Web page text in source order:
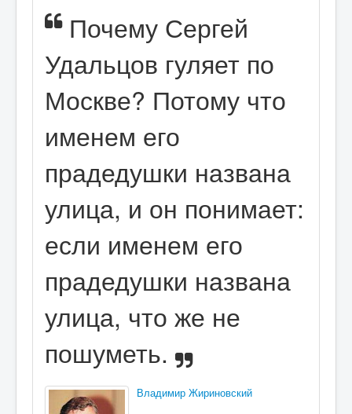
Поиск
Почему Сергей
Удальцов гуляет по
Москве? Потому что
именем его
прадедушки названа
улица, и он понимает:
если именем его
прадедушки названа
улица, что же не
пошуметь.
Владимир Жириновский